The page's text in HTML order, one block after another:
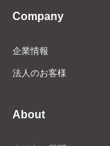
Company
企業情報
法人のお客様
About